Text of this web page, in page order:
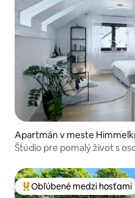
Apartmán v meste
Štúdio pre pomalý život s
Najobľúbenejšie medzi
Obľúbené medzi hosťami